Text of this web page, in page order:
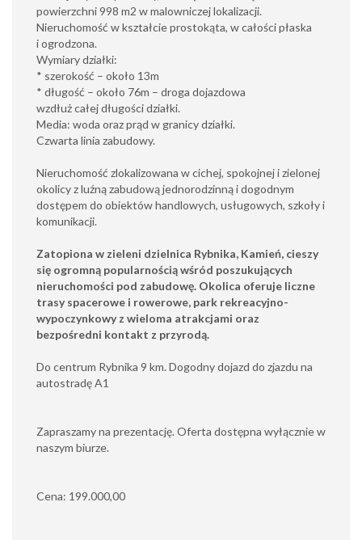
powierzchni 998 m2 w malowniczej lokalizacji.
Nieruchomość w kształcie prostokąta, w całości płaska
i ogrodzona.
Wymiary działki:
* szerokość – około 13m
* długość – około 76m – droga dojazdowa
wzdłuż całej długości działki.
Media: woda oraz prąd w granicy działki.
Czwarta linia zabudowy.
Nieruchomość zlokalizowana w cichej, spokojnej i zielonej
okolicy z luźną zabudową jednorodzinną i dogodnym
dostępem do obiektów handlowych, usługowych, szkoły i
komunikacji.
Zatopiona w zieleni dzielnica Rybnika, Kamień, cieszy
się ogromną popularnością wśród poszukujących
nieruchomości pod zabudowę. Okolica oferuje liczne
trasy spacerowe i rowerowe, park rekreacyjno-
wypoczynkowy z wieloma atrakcjami oraz
bezpośredni kontakt z przyrodą.
Do centrum Rybnika 9 km. Dogodny dojazd do zjazdu na
autostradę A1
Zapraszamy na prezentację. Oferta dostępna wyłącznie w
naszym biurze.
Cena: 199.000,00